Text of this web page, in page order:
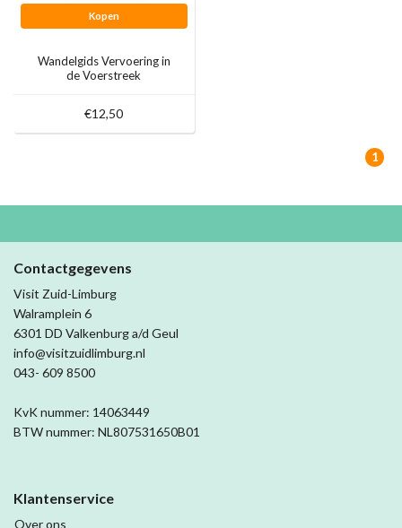
Kopen
Wandelgids Vervoering in
de Voerstreek
€12,50
1
Contactgegevens
Visit Zuid-Limburg
Walramplein 6
6301 DD Valkenburg a/d Geul
info@visitzuidlimburg.nl
043- 609 8500
KvK nummer: 14063449
BTW nummer: NL807531650B01
Klantenservice
Over ons